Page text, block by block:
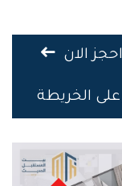
احجز الان
الخريطة